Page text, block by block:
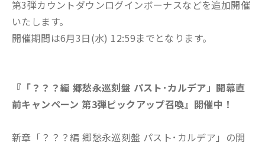
第3弾カウントダウンログインボーナスなどを追加開催
いたします。
開催期間は6月3日(水) 12:59までとなります。
『「？？？編 郷愁永巡刻盤 パスト･カルデア」開幕直
前キャンペーン 第3弾ピックアップ召喚』開催中！
新章「？？？編 郷愁永巡刻盤 パスト･カルデア」の開